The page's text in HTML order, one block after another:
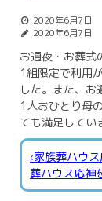
2020年6月7日
2020年6月7日
お通夜・お葬式
1組限定で利用
した。また、
1人おひとり母
ても満足してい
‹家族葬ハウ
葬ハウス応神